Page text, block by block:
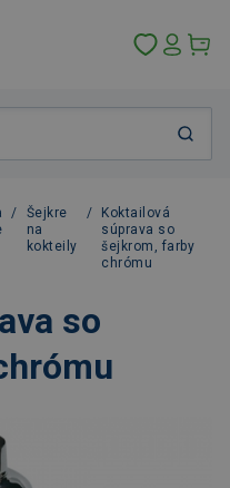
/
Šejkre
na
kokteily
/
Koktailová
súprava so
šejkrom, farby
chrómu
so